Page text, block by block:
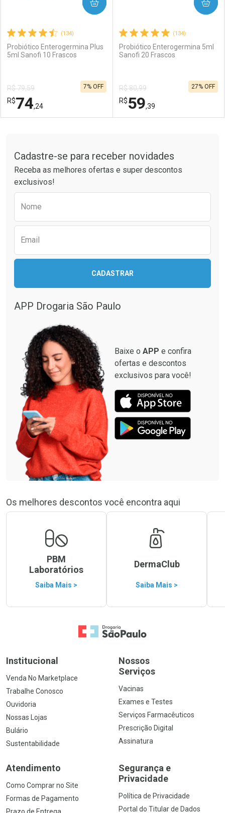
(134)
Probiótico Enterogermina Plus
5ml Sanofi 10 Frascos
R$ 79,59
R$74,24
7% OFF
COMPRAR
Laboratório
Comprar sem Desconto
Por Menos
Comprar sem Desconto
Por R$ 74,24/cada
(134)
Probiótico Enterogermina 5ml
Sanofi 20 Frascos
R$ 80,99
R$59,39
27% OFF
COMPRAR
Laboratório
Por Menos
Cadastre-se para receber novidades
Receba as melhores ofertas e super descontos
exclusivos!
Nome
Email
CADASTRAR
APP Drogaria São Paulo
Baixe o APP e confira
ofertas e descontos
exclusivos para você!
Os melhores descontos você encontra aqui
PBM
Laboratórios
Saiba Mais >
DermaClub
Saiba Mais >
Ir para a Home
Institucional
Venda No Marketplace
Trabalhe Conosco
Ouvidoria
Nossas Lojas
Bulário
Sustentabilidade
Nossos
Serviços
Vacinas
Exames e Testes
Serviços Farmacêuticos
Prescrição Digital
Assinatura
Atendimento
Como Comprar no Site
Formas de Pagamento
Segurança e
Privacidade
Política de Privacidade
Portal do Titular de Dados